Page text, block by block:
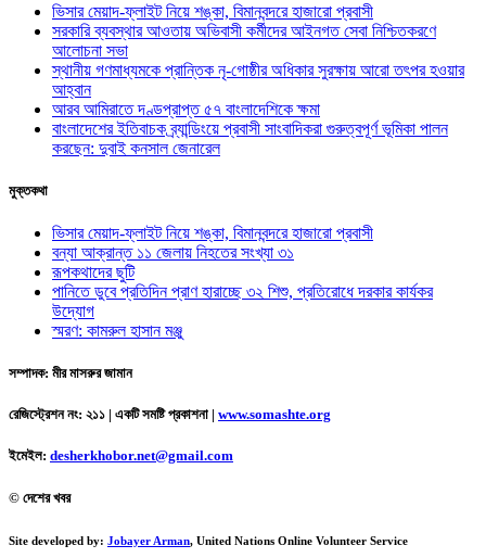
ভিসার মেয়াদ-ফ্লাইট নিয়ে শঙ্কা, বিমানবন্দরে হাজারো প্রবাসী
সরকারি ব্যবস্থার আওতায় অভিবাসী কর্মীদের আইনগত সেবা নিশ্চিতকরণে
আলোচনা সভা
স্থানীয় গণমাধ্যমকে প্রান্তিক নৃ-গোষ্ঠীর অধিকার সুরক্ষায় আরো তৎপর হওয়ার
আহ্বান
আরব আমিরাতে দণ্ডপ্রাপ্ত ৫৭ বাংলাদেশিকে ক্ষমা
বাংলাদেশের ইতিবাচক ব্র্যান্ডিংয়ে প্রবাসী সাংবাদিকরা গুরুত্বপূর্ণ ভূমিকা পালন
করছেন: দুবাই কনসাল জেনারেল
মুক্তকথা
ভিসার মেয়াদ-ফ্লাইট নিয়ে শঙ্কা, বিমানবন্দরে হাজারো প্রবাসী
বন্যা আক্রান্ত ১১ জেলায় নিহতের সংখ্যা ৩১
রূপকথাদের ছুটি
পানিতে ডুবে প্রতিদিন প্রাণ হারাচ্ছে ৩২ শিশু, প্রতিরোধে দরকার কার্যকর
উদ্যোগ
স্মরণ: কামরুল হাসান মঞ্জু
সম্পাদক: মীর মাসরুর জামান
রেজিস্ট্রেশন নং: ২১১ | একটি সমষ্টি প্রকাশনা | www.somashte.org
ইমেইল: desherkhobor.net@gmail.com
© দেশের খবর
Site developed by: Jobayer Arman, United Nations Online Volunteer Service